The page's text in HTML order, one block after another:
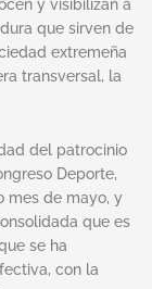
y visibilizan a
que sirven de
extremeña
transversal, la
del patrocinio
Deporte,
mes de mayo, y
que es
se ha
con la